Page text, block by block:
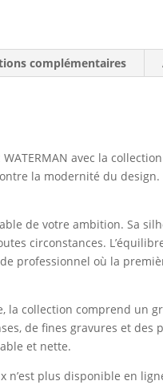
complémentaires
avec la
la modernité du design.
de votre ambition. Sa
circonstances.
professionnel où la
la collection comprend un
de fines gravures et
et nette.
n’est plus disponible en